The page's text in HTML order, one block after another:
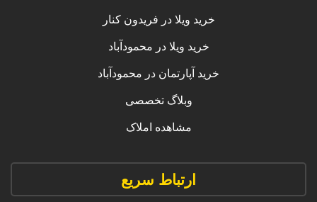
خرید ویلا در فریدون کنار
خرید ویلا در محمودآباد
خرید آپارتمان در محمودآباد
وبلاگ تخصصی
مشاهده املاک
ارتباط سریع